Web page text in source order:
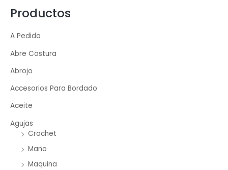
Productos
A Pedido
Abre Costura
Abrojo
Accesorios Para Bordado
Aceite
Agujas
Crochet
Mano
Maquina